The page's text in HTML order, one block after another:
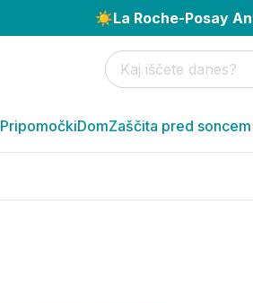
☀️La Roche-Posay
PripomočkiDomZaščita pred